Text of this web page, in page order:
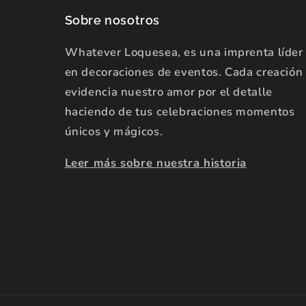
Sobre nosotros
Whatever Loquesea, es una imprenta líder
en decoraciones de eventos. Cada creación
evidencia nuestro amor por el detalle
haciendo de tus celebraciones momentos
únicos y mágicos.
Leer más sobre nuestra historia